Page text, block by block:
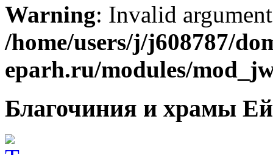
Warning: Invalid
/home/users/j/j608787/
eparh.ru/modules/
Благочиния и храмы